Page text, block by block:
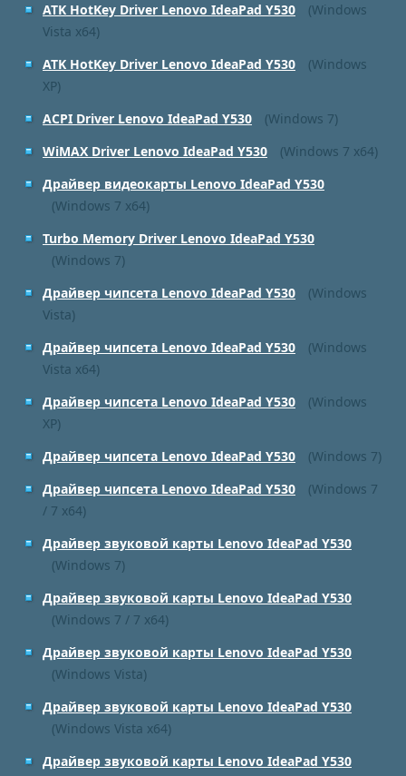
ATK HotKey Driver Lenovo IdeaPad Y530
(Windows
Vista x64)
ATK HotKey Driver Lenovo IdeaPad Y530
(Windows
XP)
ACPI Driver Lenovo IdeaPad Y530
(Windows 7)
WiMAX Driver Lenovo IdeaPad Y530
(Windows 7 x64)
Драйвер видеокарты Lenovo IdeaPad Y530
(Windows 7 x64)
Turbo Memory Driver Lenovo IdeaPad Y530
(Windows 7)
Драйвер чипсета Lenovo IdeaPad Y530
(Windows
Vista)
Драйвер чипсета Lenovo IdeaPad Y530
(Windows
Vista x64)
Драйвер чипсета Lenovo IdeaPad Y530
(Windows
XP)
Драйвер чипсета Lenovo IdeaPad Y530
(Windows 7)
Драйвер чипсета Lenovo IdeaPad Y530
(Windows 7
/ 7 x64)
Драйвер звуковой карты Lenovo IdeaPad Y530
(Windows 7)
Драйвер звуковой карты Lenovo IdeaPad Y530
(Windows 7 / 7 x64)
Драйвер звуковой карты Lenovo IdeaPad Y530
(Windows Vista)
Драйвер звуковой карты Lenovo IdeaPad Y530
(Windows Vista x64)
Драйвер звуковой карты Lenovo IdeaPad Y530